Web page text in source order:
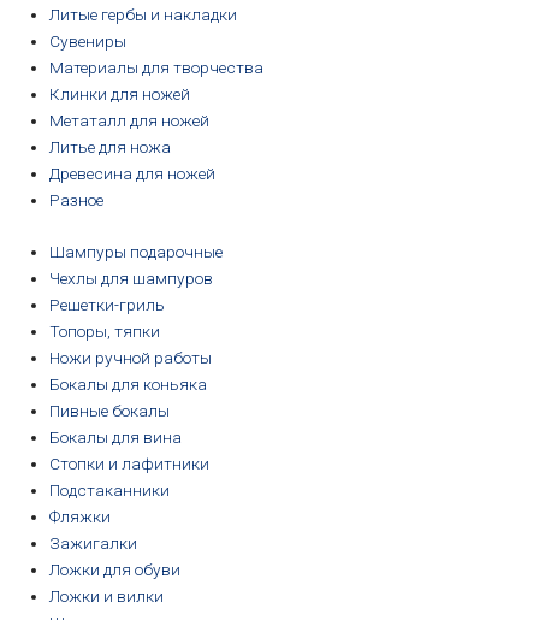
Литые гербы и накладки
Сувениры
Материалы для творчества
Клинки для ножей
Метаталл для ножей
Литье для ножа
Древесина для ножей
Разное
Шампуры подарочные
Чехлы для шампуров
Решетки-гриль
Топоры, тяпки
Ножи ручной работы
Бокалы для коньяка
Пивные бокалы
Бокалы для вина
Стопки и лафитники
Подстаканники
Фляжки
Зажигалки
Ложки для обуви
Ложки и вилки